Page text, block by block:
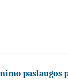
paslaugos